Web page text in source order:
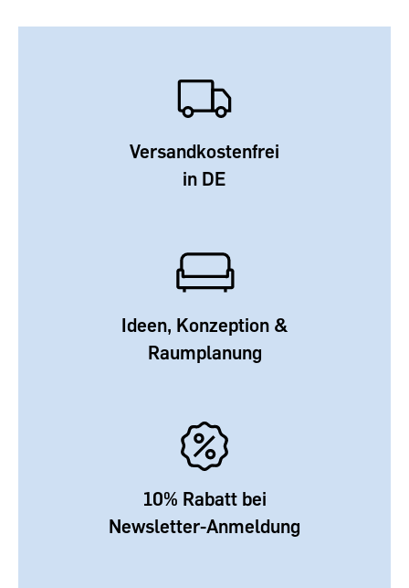
Versandkostenfrei
in DE
Ideen, Konzeption &
Raumplanung
10% Rabatt bei
Newsletter-Anmeldung